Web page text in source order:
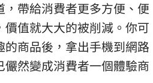
帶給消費者更多方便、便
值就大大的被削減。你可
商品後，拿出手機到網路
然變成消費者一個體驗商